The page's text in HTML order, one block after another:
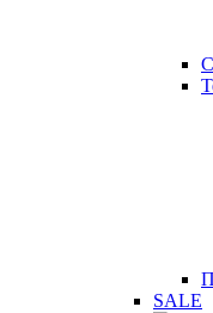
SALE